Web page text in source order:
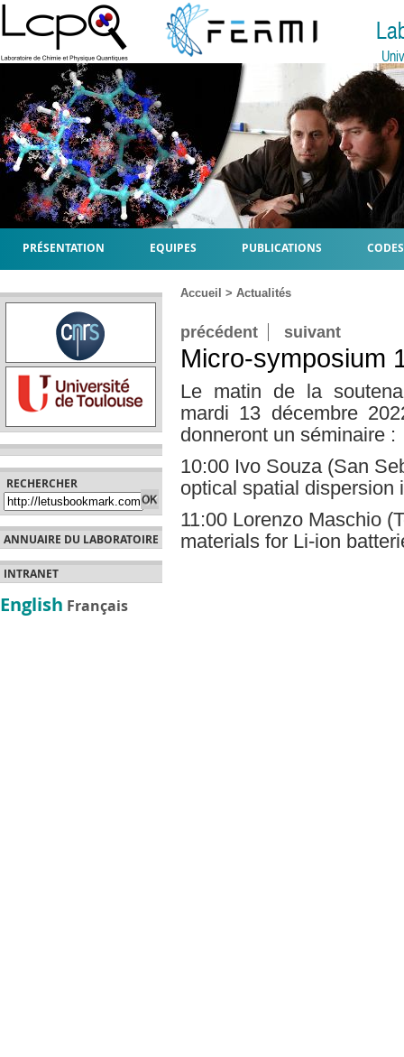
PRÉSENTATION EQUIPES PUBLICATIONS
RECHERCHER
ANNUAIRE DU LABORATOIRE
INTRANET
English Français
Accueil > Actualités
précédent suivant
Micro-symposium
Le matin de la
mardi 13 décembre
donneront un séminaire :
10:00 Ivo Souza (San
optical spatial dispersion
11:00 Lorenzo Maschio
materials for Li-ion